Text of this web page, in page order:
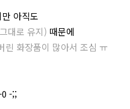
아직도
대로 유지) 때문에
린 화장품이 많아서 조심 ㅠ
-;;